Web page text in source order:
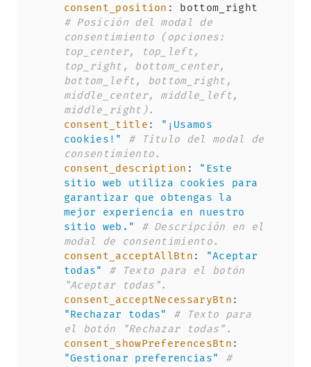
consent_position :
bottom_right
# Posición del modal de
consentimiento (opciones:
top_center, top_left,
top_right, bottom_center,
bottom_left, bottom_right,
middle_center, middle_left,
middle_right).
consent_title :
"¡Usamos
cookies!"
# Título del modal de
consentimiento.
consent_description :
"Este
sitio web utiliza cookies para
garantizar que obtengas la
mejor experiencia en nuestro
sitio web."
# Descripción en el
modal de consentimiento.
consent_acceptAllBtn :
"Aceptar
todas"
# Texto para el botón
"Aceptar todas".
consent_acceptNecessaryBtn :
"Rechazar todas"
# Texto para
el botón "Rechazar todas".
consent_showPreferencesBtn :
"Gestionar preferencias"
#